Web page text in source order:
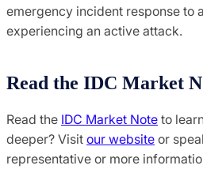
emergency incident response to
experiencing an active attack.
Read the IDC Market
Read the IDC Market Note to
deeper? Visit our website or
representative or more